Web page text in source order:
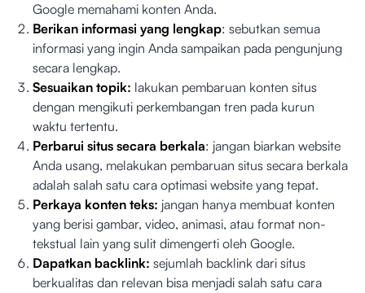
Google memahami konten Anda.
Berikan informasi yang lengkap: sebutkan semua
informasi yang ingin Anda sampaikan pada pengunjung
secara lengkap.
Sesuaikan topik: lakukan pembaruan konten situs
dengan mengikuti perkembangan tren pada kurun
waktu tertentu.
Perbarui situs secara berkala: jangan biarkan website
Anda usang, melakukan pembaruan situs secara berkala
adalah salah satu cara optimasi website yang tepat.
Perkaya konten teks: jangan hanya membuat konten
yang berisi gambar, video, animasi, atau format non-
tekstual lain yang sulit dimengerti oleh Google.
Dapatkan backlink: sejumlah backlink dari situs
berkualitas dan relevan bisa menjadi salah satu cara